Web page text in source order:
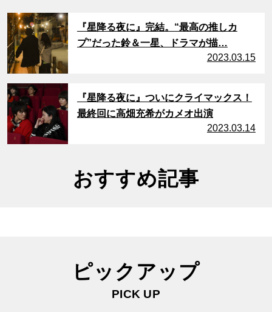
サムネイル
『星降る夜に』完結。“最高の推しカ
プ”だった鈴＆一星、ドラマが描…
2023.03.15
『星降る夜に』ついにクライマックス！
最終回に高畑充希がカメオ出演
2023.03.14
おすすめ記事
ピックアップ
PICK UP